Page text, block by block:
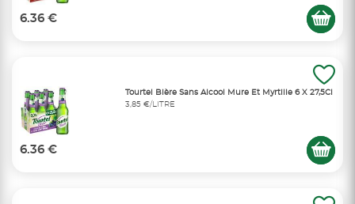
6.36 €
Tourtel Bière Sans Alcool Mure Et Myrtille 6 X 27,5Cl
3,85 €/LITRE
6.36 €